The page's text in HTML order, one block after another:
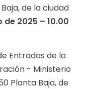
de la ciudad
de 2025 – 10.00
Entradas de la
- Ministerio
Planta Baja, de